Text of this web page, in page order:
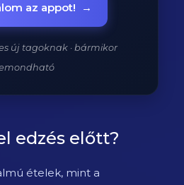
az appot! →
új tagoknak · bármikor
edzés előtt?
ételek, mint a